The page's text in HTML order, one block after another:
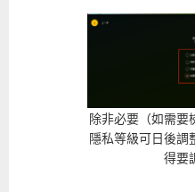
除非必要（如需要
隱私等級可日後調
得要